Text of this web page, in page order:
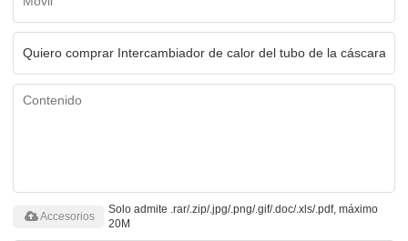
Solo admite .rar/.zip/.jpg/.png/.gif/.doc/.xls/.pdf, máximo
20M
Accesorios